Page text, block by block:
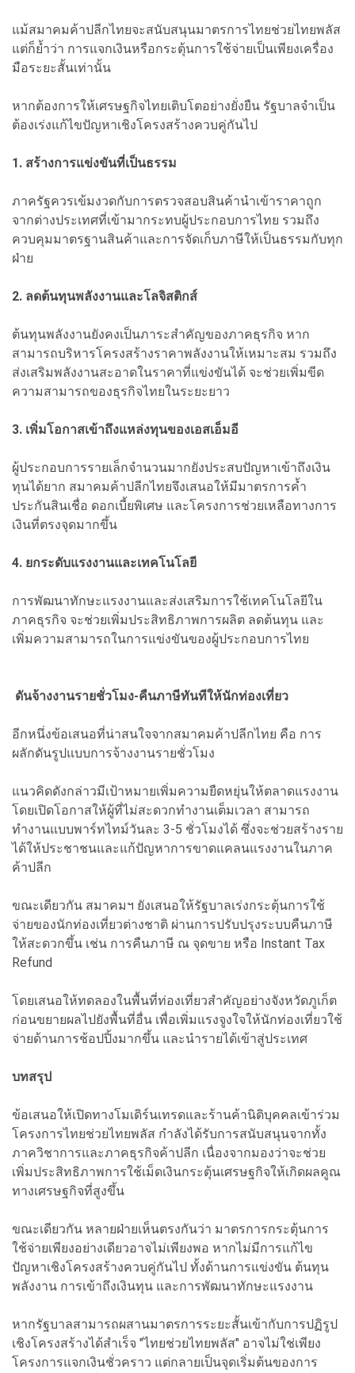
แม้สมาคมค้าปลีกไทยจะสนับสนุนมาตรการไทยช่วยไทยพลัส
แต่ก็ย้ำว่า การแจกเงินหรือกระตุ้นการใช้จ่ายเป็นเพียงเครื่อง
มือระยะสั้นเท่านั้น
หากต้องการให้เศรษฐกิจไทยเติบโตอย่างยั่งยืน รัฐบาลจำเป็น
ต้องเร่งแก้ไขปัญหาเชิงโครงสร้างควบคู่กันไป
1. สร้างการแข่งขันที่เป็นธรรม
ภาครัฐควรเข้มงวดกับการตรวจสอบสินค้านำเข้าราคาถูก
จากต่างประเทศที่เข้ามากระทบผู้ประกอบการไทย รวมถึง
ควบคุมมาตรฐานสินค้าและการจัดเก็บภาษีให้เป็นธรรมกับทุก
ฝ่าย
2. ลดต้นทุนพลังงานและโลจิสติกส์
ต้นทุนพลังงานยังคงเป็นภาระสำคัญของภาคธุรกิจ หาก
สามารถบริหารโครงสร้างราคาพลังงานให้เหมาะสม รวมถึง
ส่งเสริมพลังงานสะอาดในราคาที่แข่งขันได้ จะช่วยเพิ่มขีด
ความสามารถของธุรกิจไทยในระยะยาว
3. เพิ่มโอกาสเข้าถึงแหล่งทุนของเอสเอ็มอี
ผู้ประกอบการรายเล็กจำนวนมากยังประสบปัญหาเข้าถึงเงิน
ทุนได้ยาก สมาคมค้าปลีกไทยจึงเสนอให้มีมาตรการค้ำ
ประกันสินเชื่อ ดอกเบี้ยพิเศษ และโครงการช่วยเหลือทางการ
เงินที่ตรงจุดมากขึ้น
4. ยกระดับแรงงานและเทคโนโลยี
การพัฒนาทักษะแรงงานและส่งเสริมการใช้เทคโนโลยีใน
ภาคธุรกิจ จะช่วยเพิ่มประสิทธิภาพการผลิต ลดต้นทุน และ
เพิ่มความสามารถในการแข่งขันของผู้ประกอบการไทย
ดันจ้างงานรายชั่วโมง-คืนภาษีทันทีให้นักท่องเที่ยว
อีกหนึ่งข้อเสนอที่น่าสนใจจากสมาคมค้าปลีกไทย คือ การ
ผลักดันรูปแบบการจ้างงานรายชั่วโมง
แนวคิดดังกล่าวมีเป้าหมายเพิ่มความยืดหยุ่นให้ตลาดแรงงาน
โดยเปิดโอกาสให้ผู้ที่ไม่สะดวกทำงานเต็มเวลา สามารถ
ทำงานแบบพาร์ทไทม์วันละ 3-5 ชั่วโมงได้ ซึ่งจะช่วยสร้างราย
ได้ให้ประชาชนและแก้ปัญหาการขาดแคลนแรงงานในภาค
ค้าปลีก
ขณะเดียวกัน สมาคมฯ ยังเสนอให้รัฐบาลเร่งกระตุ้นการใช้
จ่ายของนักท่องเที่ยวต่างชาติ ผ่านการปรับปรุงระบบคืนภาษี
ให้สะดวกขึ้น เช่น การคืนภาษี ณ จุดขาย หรือ Instant Tax
Refund
โดยเสนอให้ทดลองในพื้นที่ท่องเที่ยวสำคัญอย่างจังหวัดภูเก็ต
ก่อนขยายผลไปยังพื้นที่อื่น เพื่อเพิ่มแรงจูงใจให้นักท่องเที่ยวใช้
จ่ายด้านการช้อปปิ้งมากขึ้น และนำรายได้เข้าสู่ประเทศ
บทสรุป
ข้อเสนอให้เปิดทางโมเดิร์นเทรดและร้านค้านิติบุคคลเข้าร่วม
โครงการไทยช่วยไทยพลัส กำลังได้รับการสนับสนุนจากทั้ง
ภาควิชาการและภาคธุรกิจค้าปลีก เนื่องจากมองว่าจะช่วย
เพิ่มประสิทธิภาพการใช้เม็ดเงินกระตุ้นเศรษฐกิจให้เกิดผลคูณ
ทางเศรษฐกิจที่สูงขึ้น
ขณะเดียวกัน หลายฝ่ายเห็นตรงกันว่า มาตรการกระตุ้นการ
ใช้จ่ายเพียงอย่างเดียวอาจไม่เพียงพอ หากไม่มีการแก้ไข
ปัญหาเชิงโครงสร้างควบคู่กันไป ทั้งด้านการแข่งขัน ต้นทุน
พลังงาน การเข้าถึงเงินทุน และการพัฒนาทักษะแรงงาน
หากรัฐบาลสามารถผสานมาตรการระยะสั้นเข้ากับการปฏิรูป
เชิงโครงสร้างได้สำเร็จ "ไทยช่วยไทยพลัส" อาจไม่ใช่เพียง
โครงการแจกเงินชั่วคราว แต่กลายเป็นจุดเริ่มต้นของการ